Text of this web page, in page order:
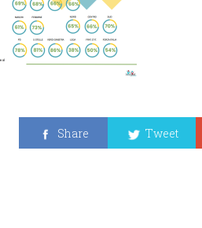
Share Tweet